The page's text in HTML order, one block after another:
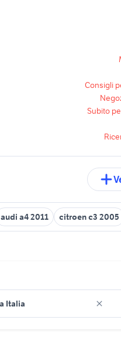
Consigli
Subito
audi a4 2011 citroen c3 2005